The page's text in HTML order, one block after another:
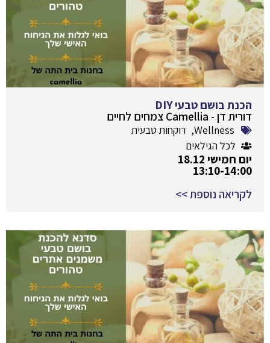
הכנת בושם טבעי DIY
דורית דן - Camellia צמחים לחיים
Wellness
, רוקחות טבעית
לכל הגילאים
יום חמישי 18.12
13:10-14:00
לקריאה נוספת >>